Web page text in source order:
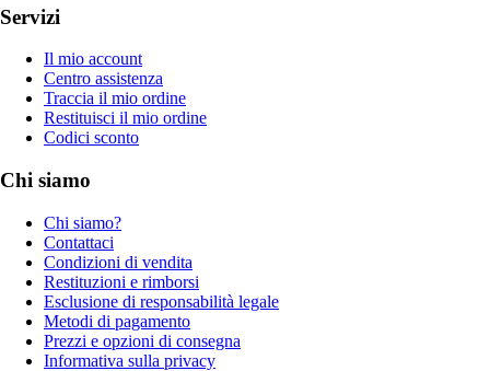
Servizi
Il mio account
Centro assistenza
Traccia il mio ordine
Restituisci il mio ordine
Codici sconto
Chi siamo
Chi siamo?
Contattaci
Condizioni di vendita
Restituzioni e rimborsi
Esclusione di responsabilità legale
Metodi di pagamento
Prezzi e opzioni di consegna
Informativa sulla privacy